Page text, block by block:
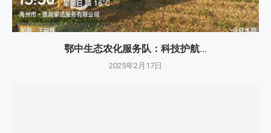
鄂中生态农化服务队：科技护航...
2025年2月17日